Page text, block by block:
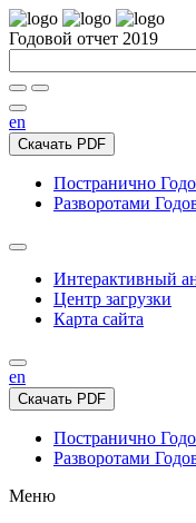
Годовой отчет 2019
en
Скачать PDF
Постранично
Разворотами
Интерактивный
Центр загрузки
Карта сайта
en
Скачать PDF
Постранично
Разворотами
Меню